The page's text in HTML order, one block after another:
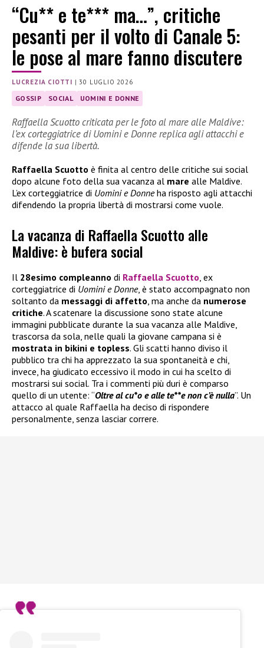
“Cu** e te*** ma…”, critiche
pesanti per il volto di Canale 5:
le pose al mare fanno discutere
LUCREZIA CIOTTI |30 LUGLIO 2026
GOSSIP SOCIAL UOMINI E DONNE
Raffaella Scuotto criticata per le foto al mare alle Maldive:
l’ex corteggiatrice di Uomini e Donne replica agli attacchi e
difende la sua libertà.
Raffaella Scuotto è finita al centro delle critiche sui social
dopo alcune foto della sua vacanza al mare alle Maldive.
L’ex corteggiatrice di Uomini e Donneha risposto agli attacchi
difendendo la propria libertà di mostrarsi come vuole.
La vacanza di Raffaella Scuotto alle
Maldive: è bufera social
Il 28esimo compleanno di Raffaella Scuotto , ex
corteggiatrice di Uomini e Donne, è stato accompagnato non
soltanto da messaggi di affetto , ma anche da numerose
critiche. A scatenare la discussione sono state alcune
immagini pubblicate durante la sua vacanza alle Maldive,
trascorsa da sola, nelle quali la giovane campana si è
mostrata in bikini e topless. Gli scatti hanno diviso il
pubblico tra chi ha apprezzato la sua spontaneità e chi,
invece, ha giudicato eccessivo il modo in cui ha scelto di
mostrarsi sui social. Tra i commenti più duri è comparso
quello di un utente: “Oltre al cu*o e alle te**e non c’è nulla”. Un
attacco al quale Raffaella ha deciso di rispondere
personalmente, senza lasciar correre.